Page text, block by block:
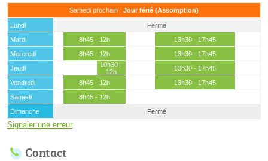
Samedi prochain : Jour férié (Assomption)
Lundi
Fermé
Mardi
8h45 - 12h
13h30 - 17h45
Mercredi
8h45 - 12h
13h30 - 17h45
Jeudi
10h30 -
12h
13h30 - 17h45
Vendredi
8h45 - 12h
13h30 - 17h45
Samedi
8h45 - 12h
Dimanche
Fermé
Signaler une erreur
Contact